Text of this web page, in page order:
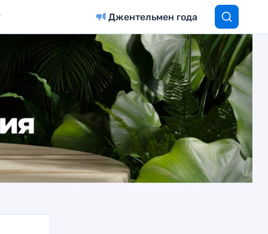
Джентельмен года